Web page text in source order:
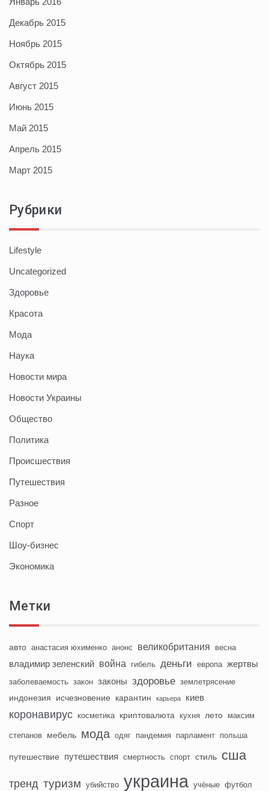
Декабрь 2015
Ноябрь 2015
Октябрь 2015
Август 2015
Июнь 2015
Май 2015
Апрель 2015
Март 2015
Рубрики
Lifestyle
Uncategorized
Здоровье
Красота
Мода
Наука
Новости мира
Новости Украины
Общество
Политика
Происшествия
Путешествия
Разное
Спорт
Шоу-бизнес
Экономика
Метки
авто анастасия юхименко анонс великобритания весна
владимир зеленский война гибель деньги европа жертвы
заболеваемость закон законы здоровье землетрясение
индонезия исчезновение карантин карьера киев
коронавирус косметика криптовалюта кухня лето максим
степанов мебель мода одяг пандемия парламент польша
путешествие путешествия смертность спорт стиль сша
тренд туризм убийство украина учёные футбол